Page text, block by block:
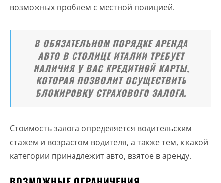
возможных проблем с местной полицией.
В ОБЯЗАТЕЛЬНОМ ПОРЯДКЕ АРЕНДА
АВТО В СТОЛИЦЕ ИТАЛИИ ТРЕБУЕТ
НАЛИЧИЯ У ВАС КРЕДИТНОЙ КАРТЫ,
КОТОРАЯ ПОЗВОЛИТ ОСУЩЕСТВИТЬ
БЛОКИРОВКУ СТРАХОВОГО ЗАЛОГА.
Стоимость залога определяется водительским
стажем и возрастом водителя, а также тем, к какой
категории принадлежит авто, взятое в аренду.